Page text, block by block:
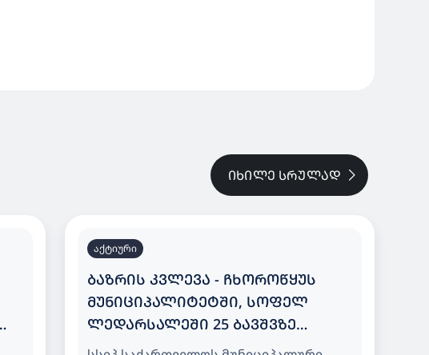
ᲘᲮᲘᲚᲔ ᲡᲠᲣᲚᲐᲓ
აქტიური
ᲑᲐᲖᲠᲘᲡ ᲙᲕᲚᲔᲕᲐ - ᲩᲮᲝᲠᲝᲬᲧᲣᲡ
ᲛᲣᲜᲘᲪᲘᲞᲐᲚᲘᲢᲔᲢᲨᲘ, ᲡᲝᲤᲔᲚ
ᲚᲔᲓᲐᲠᲡᲐᲚᲔᲨᲘ 25 ᲑᲐᲕᲨᲕᲖᲔ
ᲒᲐᲗᲕᲚᲘᲚᲘ ᲡᲐᲑᲐᲕᲨᲕᲝ ᲑᲐᲦᲘ